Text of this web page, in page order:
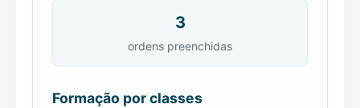
3
ordens preenchidas
Formação por classes